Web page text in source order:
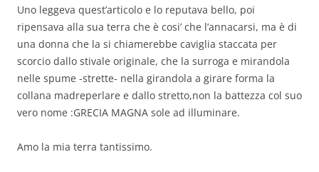
Uno leggeva quest’articolo e lo reputava bello, poi
ripensava alla sua terra che è cosi’ che l’annacarsi, ma è di
una donna che la si chiamerebbe caviglia staccata per
scorcio dallo stivale originale, che la surroga e mirandola
nelle spume -strette- nella girandola a girare forma la
collana madreperlare e dallo stretto,non la battezza col suo
vero nome :GRECIA MAGNA sole ad illuminare.
Amo la mia terra tantissimo.